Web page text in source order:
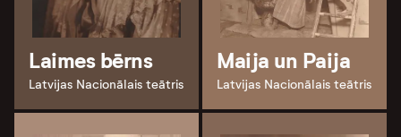
Laimes bērns
Latvijas Nacionālais teātris
Maija un Paija
Latvijas Nacionālais teātris